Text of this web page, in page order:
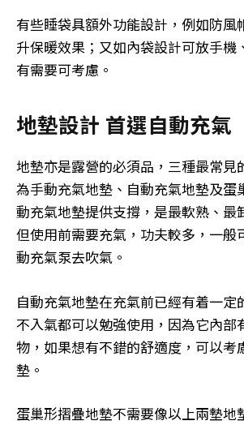
有些睡袋具額外功能設計，例如防風
升保暖效果；又如內袋設計可放手機
有需要可考慮。
地墊設計 首選自動充氣
地墊亦是露營的必須品，三種最常見
為手動充氣地墊、自動充氣地墊及蛋
動充氣地墊提供支撐，是最軟熟、最
但使用前需要充氣，功夫較多，一般
動充氣泵去吹氣。
自動充氣地墊在充氣前已經有着一定
不入氣都可以勉強使用，因為它內部
物，如果想有不錯的舒適度，可以考
墊。
蛋巢形摺疊地墊不需要像以上兩墊地